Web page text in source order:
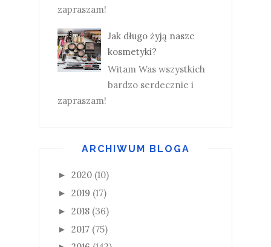
zapraszam!
Jak długo żyją nasze
kosmetyki?
Witam Was wszystkich
bardzo serdecznie i
zapraszam!
ARCHIWUM BLOGA
► 2020 (10)
► 2019 (17)
► 2018 (36)
► 2017 (75)